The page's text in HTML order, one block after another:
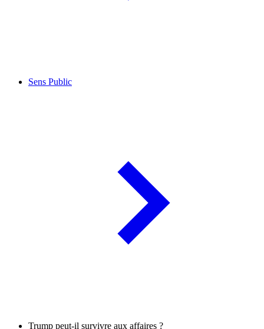
Sens Public
Trump peut-il survivre aux affaires ?